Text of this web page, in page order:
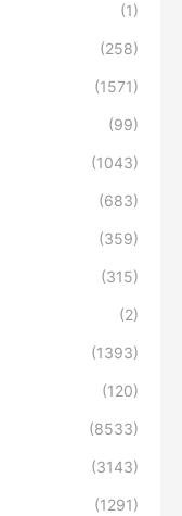
(1)
(258)
(1571)
(99)
(1043)
(683)
(359)
(315)
(2)
(1393)
(120)
(8533)
(3143)
(1291)